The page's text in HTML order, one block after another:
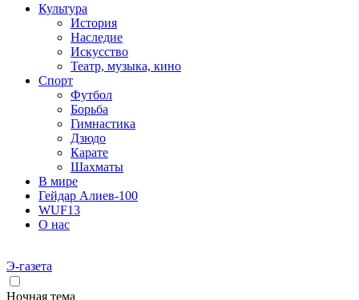
Культура
История
Наследие
Искусство
Театр, музыка, кино
Спорт
Футбол
Борьба
Гимнастика
Дзюдо
Карате
Шахматы
В мире
Гейдар Алиев-100
WUF13
О нас
Э-газета
Ночная тема